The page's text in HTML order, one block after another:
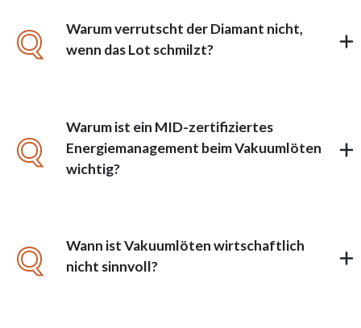
Q
Warum verrutscht der Diamant nicht,
wenn das Lot schmilzt?
Q
Warum ist ein MID-zertifiziertes
Energiemanagement beim Vakuumlöten
wichtig?
Q
Wann ist Vakuumlöten wirtschaftlich
nicht sinnvoll?